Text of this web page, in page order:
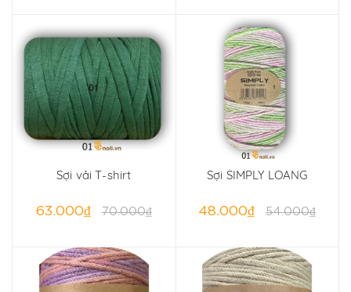
Sợi vải T-shirt
63.000₫ 70.000₫
Sợi SIMPLY LOANG
48.000₫ 54.000₫